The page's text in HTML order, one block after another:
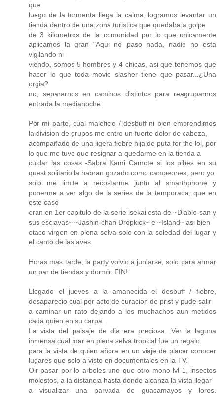
que
luego de la tormenta llega la calma, logramos levantar un
tienda dentro de una zona turistica que quedaba a golpe
de 3 kilometros de la comunidad por lo que unicamente
aplicamos la gran "Aqui no paso nada, nadie no esta
vigilando ni
viendo, somos 5 hombres y 4 chicas, asi que tenemos que
hacer lo que toda movie slasher tiene que pasar...¿Una
orgia?
no, separarnos en caminos distintos para reagruparnos
entrada la medianoche.
Por mi parte, cual maleficio / desbuff ni bien emprendimos
la division de grupos me entro un fuerte dolor de cabeza,
acompañado de una ligera fiebre hija de puta for the lol, por
lo que me tuve que resignar a quedarme en la tienda a
cuidar las cosas -Sabra Kami Camote si los pibes en su
quest solitario la habran gozado como campeones, pero yo
solo me limite a recostarme junto al smarthphone y
ponerme a ver algo de la series de la temporada, que en
este caso
eran en 1er capitulo de la serie isekai esta de ~Diablo-san y
sus esclavas~ ~Jashin-chan Dropkick~ e ~Island~ asi bien
otaco virgen en plena selva solo con la soledad del lugar y
el canto de las aves.
Horas mas tarde, la party volvio a juntarse, solo para armar
un par de tiendas y dormir. FIN!
Llegado el jueves a la amanecida el desbuff / fiebre,
desaparecio cual por acto de curacion de prist y pude salir
a caminar un rato dejando a los muchachos aun metidos
cada quien en su carpa.
La vista del paisaje de dia era preciosa. Ver la laguna
inmensa cual mar en plena selva tropical fue un regalo
para la vista de quien añora en un viaje de placer conocer
lugares que solo a visto en documentales en la TV.
Oir pasar por lo arboles uno que otro mono lvl 1, insectos
molestos, a la distancia hasta donde alcanza la vista llegar
a visualizar una parvada de guacamayos y loros.